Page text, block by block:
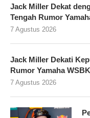
Jack Miller Dekat
Tengah Rumor
7 Agustus 2026
Jack Miller Dekati
Rumor Yamaha WSBK
7 Agustus 2026